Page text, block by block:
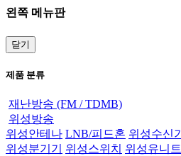
왼쪽 메뉴판
닫기
제품 분류
재난방송 (FM / TDMB)
위성방송
위성안테나 LNB/피드혼 위성수신기
위성분기기
위성스위치 위성유니트